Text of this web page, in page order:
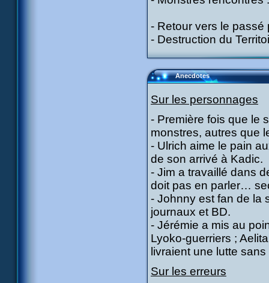
- Retour vers le passé
- Destruction du
Anecdotes
Sur les personnages
- Première fois que le
monstres, autres que
- Ulrich aime le pain
de son arrivé à Kadic.
- Jim a travaillé dans
doit pas en parler…
- Johnny est fan de la
journaux et BD.
- Jérémie a mis au
Lyoko-guerriers ;
livraient une lutte
Sur les erreurs